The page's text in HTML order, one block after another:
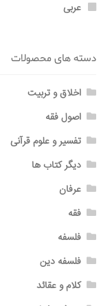
عربی
دسته های محصولات
اخلاق و تربیت
اصول فقه
تفسیر و علوم قرآنی
دیگر کتاب ها
عرفان
فقه
فلسفه
فلسفه دین
کلام و عقائد